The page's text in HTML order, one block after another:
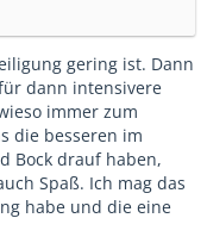
gering ist. Dann
dann intensivere
immer zum
die besseren im
Bock drauf haben,
Spaß. Ich mag das
habe und die eine